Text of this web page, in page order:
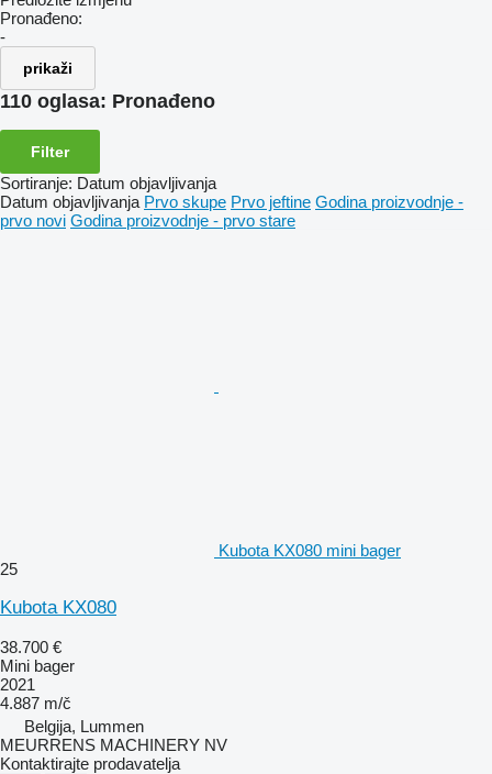
Pronađeno:
-
prikaži
110 oglasa: Pronađeno
Filter
Sortiranje: Datum objavljivanja
Datum objavljivanja Prvo skupe Prvo jeftine Godina proizvodnje -
prvo novi Godina proizvodnje - prvo stare
Kubota KX080 mini bager
25
Kubota KX080
38.700 €
Mini bager
2021
4.887 m/č
Belgija, Lummen
MEURRENS MACHINERY NV
Kontaktirajte prodavatelja